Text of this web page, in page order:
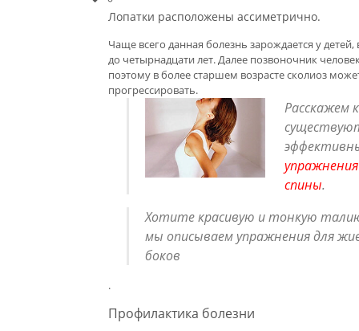
Лопатки расположены ассиметрично.
Чаще всего данная болезнь зарождается у
до четырнадцати лет. Далее позвоночник
поэтому в более старшем возрасте сколиоз
прогрессировать.
Расскажем
спины.
Хотите красивую и тонкую
мы описываем упражнения для
боков
.
Профилактика болезни